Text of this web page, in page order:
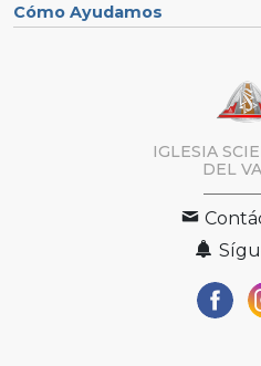
Cómo Ayudamos
IGLESIA
DEL